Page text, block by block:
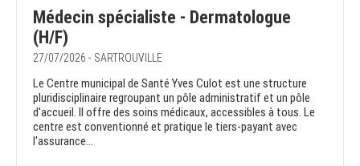
Médecin spécialiste - Dermatologue
(H/F)
27/07/2026 - SARTROUVILLE
Le Centre municipal de Santé Yves Culot est une structure
pluridisciplinaire regroupant un pôle administratif et un pôle
d'accueil. Il offre des soins médicaux, accessibles à tous. Le
centre est conventionné et pratique le tiers-payant avec
l'assurance...